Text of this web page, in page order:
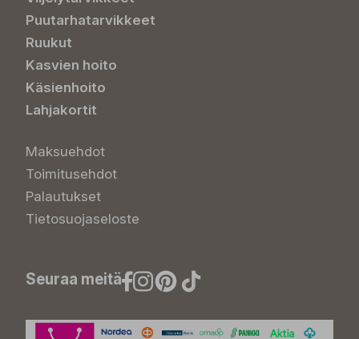
Puutarhatarvikkeet
Ruukut
Kasvien hoito
Käsienhoito
Lahjakortit
Maksuehdot
Toimitusehdot
Palautukset
Tietosuojaseloste
Seuraa meitä